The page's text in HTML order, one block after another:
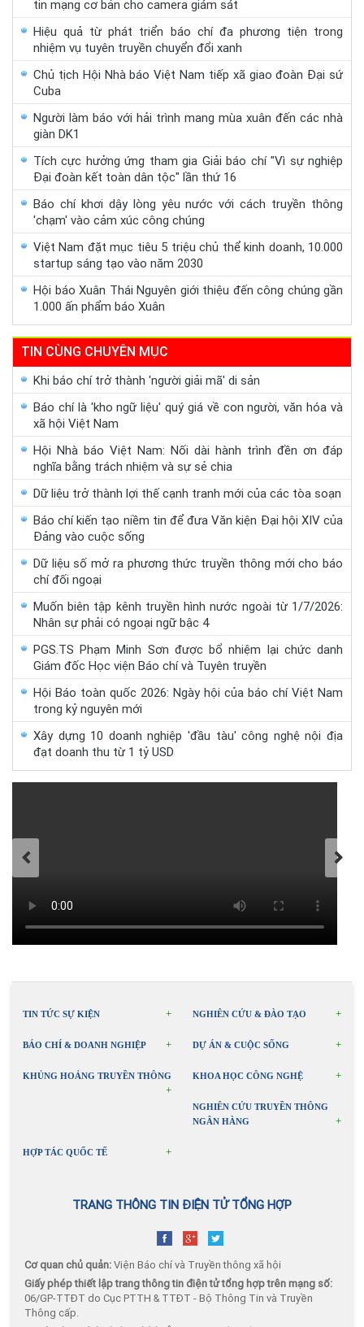
tin mạng cơ bản cho camera giám sát
Hiệu quả từ phát triển báo chí đa phương tiện trong
nhiệm vụ tuyên truyền chuyển đổi xanh
Chủ tịch Hội Nhà báo Việt Nam tiếp xã giao đoàn Đại sứ
Cuba
Người làm báo với hải trình mang mùa xuân đến các nhà
giàn DK1
Tích cực hưởng ứng tham gia Giải báo chí "Vì sự nghiệp
Đại đoàn kết toàn dân tộc" lần thứ 16
Báo chí khơi dậy lòng yêu nước với cách truyền thông
'chạm' vào cảm xúc công chúng
Việt Nam đặt mục tiêu 5 triệu chủ thể kinh doanh, 10.000
startup sáng tạo vào năm 2030
Hội báo Xuân Thái Nguyên giới thiệu đến công chúng gần
1.000 ấn phẩm báo Xuân
TIN CÙNG CHUYÊN MỤC
Khi báo chí trở thành 'người giải mã' di sản
Báo chí là 'kho ngữ liệu' quý giá về con người, văn hóa và
xã hội Việt Nam
Hội Nhà báo Việt Nam: Nối dài hành trình đền ơn đáp
nghĩa bằng trách nhiệm và sự sẻ chia
Dữ liệu trở thành lợi thế cạnh tranh mới của các tòa soạn
Báo chí kiến tạo niềm tin để đưa Văn kiện Đại hội XIV của
Đảng vào cuộc sống
Dữ liệu số mở ra phương thức truyền thông mới cho báo
chí đối ngoại
Muốn biên tập kênh truyền hình nước ngoài từ 1/7/2026:
Nhân sự phải có ngoại ngữ bậc 4
PGS.TS Phạm Minh Sơn được bổ nhiệm lại chức danh
Giám đốc Học viện Báo chí và Tuyên truyền
Hội Báo toàn quốc 2026: Ngày hội của báo chí Việt Nam
trong kỷ nguyên mới
Xây dựng 10 doanh nghiệp 'đầu tàu' công nghệ nội địa
đạt doanh thu từ 1 tỷ USD
TIN TỨC SỰ KIỆN NGHIÊN CỨU & ĐÀO TẠO
BÁO CHÍ & DOANH NGHIỆP DỰ ÁN & CUỘC SỐNG
KHỦNG HOẢNG TRUYỀN THÔNG KHOA HỌC CÔNG NGHỆ
NGHIÊN CỨU TRUYỀN THÔNG
NGÂN HÀNG
HỢP TÁC QUỐC TẾ
TRANG THÔNG TIN ĐIỆN TỬ TỔNG HỢP
Cơ quan chủ quản:Viện Báo chí và Truyền thông xã hội
Giấy phép thiết lập trang thông tin điện tử tổng hợp trên mạng số:
06/GP-TTĐT do Cục PTTH & TTĐT - Bộ Thông Tin và Truyền
Thông cấp.